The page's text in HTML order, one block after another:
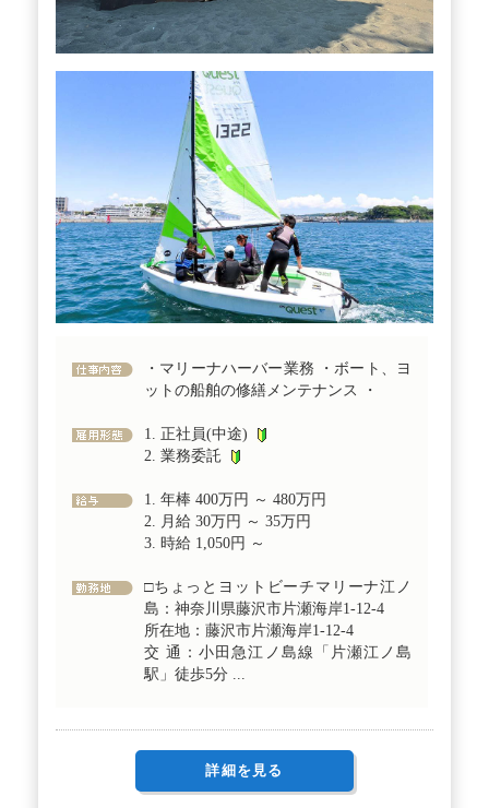
・マリーナハーバー業務 ・ボート、ヨ
ットの船舶の修繕メンテナンス ・
1. 正社員(中途)
2. 業務委託
1. 年棒 400万円 ～ 480万円
2. 月給 30万円 ～ 35万円
3. 時給 1,050円 ～
□ちょっとヨットビーチマリーナ江ノ
島：神奈川県藤沢市片瀬海岸1-12-4
所在地：藤沢市片瀬海岸1-12-4
交 通：小田急江ノ島線「片瀬江ノ島
駅」徒歩5分 ...
詳細を見る